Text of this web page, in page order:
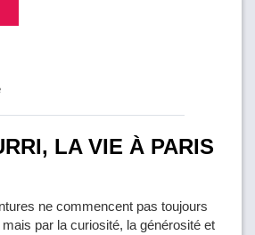
LA VIE À PARIS
ne commencent pas toujours
par la curiosité, la générosité et